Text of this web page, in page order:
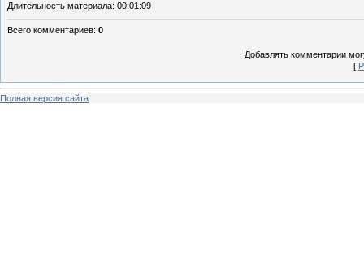
Длительность материала: 00:01:09
Всего комментариев: 0
Добавлять комментарии
[
Полная версия сайта